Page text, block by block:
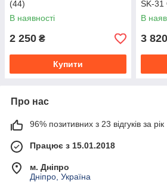
(44)
В наявності
2 250 ₴
Купити
SK-31
В
3 820
Про нас
96% позитивних з 23 відгуків за рік
Працює з 15.01.2018
м. Дніпро
Дніпро, Україна